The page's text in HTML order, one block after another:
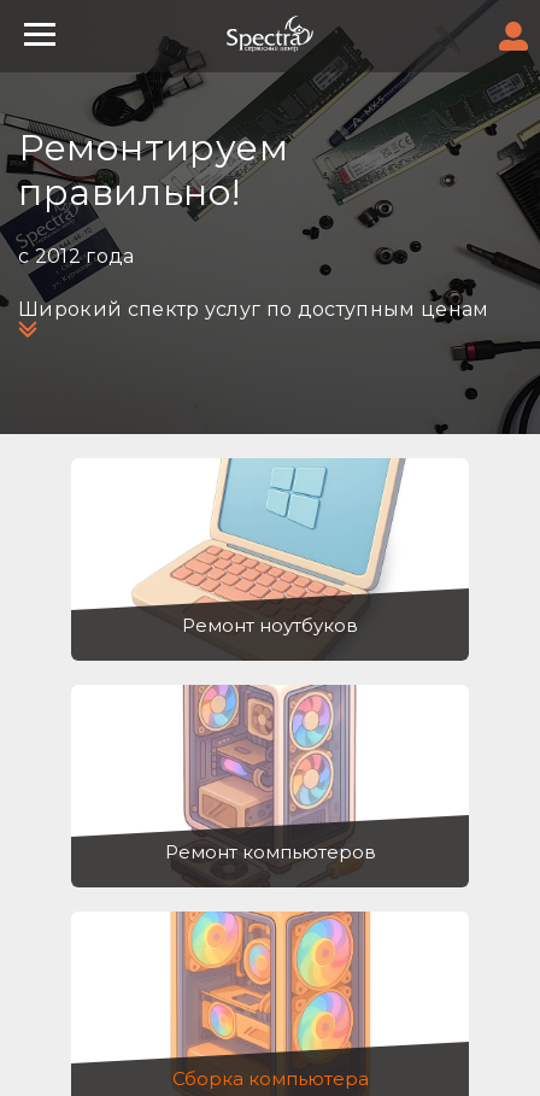
Ремонтируем
правильно!
с 2012 года
Широкий спектр услуг по доступным ценам
Ремонт ноутбуков
Ремонт компьютеров
Сборка компьютера